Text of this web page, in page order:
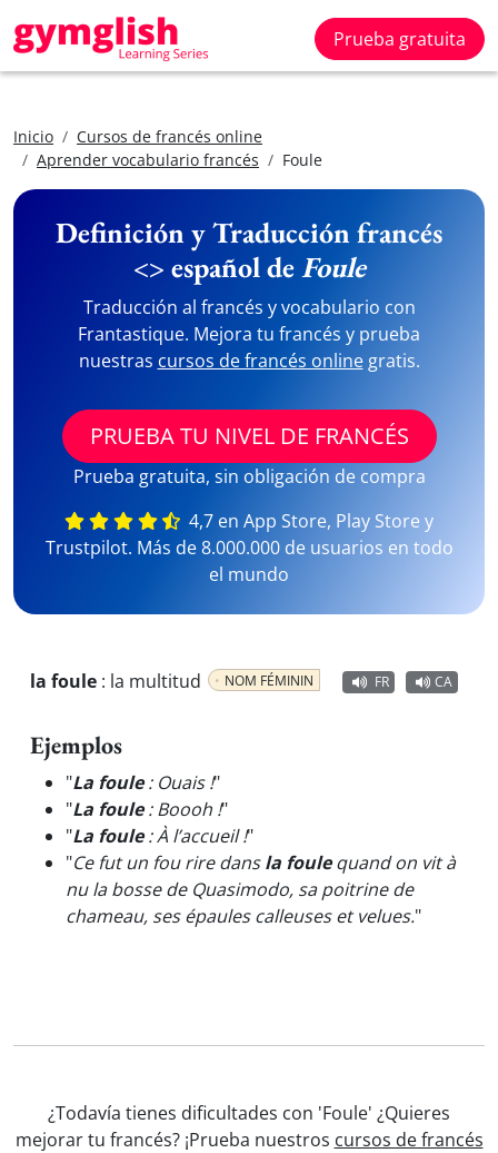
Prueba gratuita
Inicio
Cursos de francés online
Aprender vocabulario francés
Foule
Definición y Traducción francés
<> español deFoule
Traducción al francés y vocabulario con
Frantastique. Mejora tu francés y prueba
nuestras cursos de francés onlinegratis.
PRUEBA TU NIVEL DE FRANCÉS
Prueba gratuita, sin obligación de compra
4,7 en App Store, Play Store y
Trustpilot. Más de 8.000.000 de usuarios en todo
el mundo
la foule : la multitud NOM FÉMININ FR CA
Ejemplos
"La foule: Ouais !"
"La foule: Boooh !"
"La foule: À l’accueil !"
"Ce fut un fou rire dansla foulequand on vit à
nu la bosse de Quasimodo, sa poitrine de
chameau, ses épaules calleuses et velues."
¿Todavía tienes dificultades con 'Foule' ¿Quieres
mejorar tu francés? ¡Prueba nuestros cursos de francés